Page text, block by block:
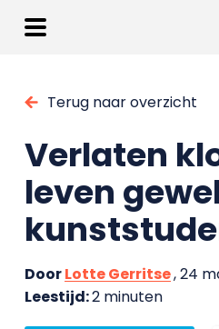
Terug naar overzicht
Verlaten
leven
DoorLotte Gerritse, 24
Leestijd:2 minuten